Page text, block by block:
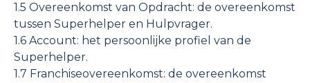
1.5 Overeenkomst van Opdracht: de overeenkomst
tussen Superhelper en Hulpvrager.
1.6 Account: het persoonlijke profiel van de
Superhelper.
1.7 Franchiseovereenkomst: de overeenkomst